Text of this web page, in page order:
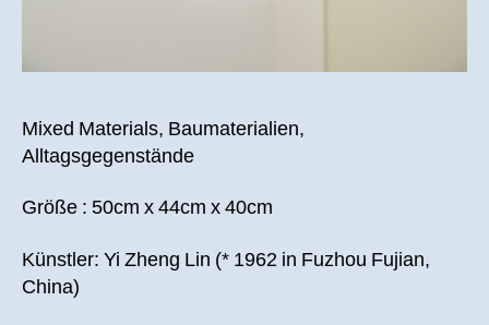
Mixed Materials, Baumaterialien,
Alltagsgegenstände
Größe : 50cm x 44cm x 40cm
Künstler: Yi Zheng Lin (* 1962 in Fuzhou Fujian,
China)